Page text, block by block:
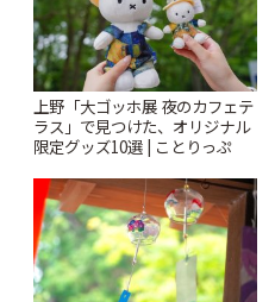
上野「大ゴッホ展 夜のカフェテ
ラス」で見つけた、オリジナル
限定グッズ10選 | ことりっぷ